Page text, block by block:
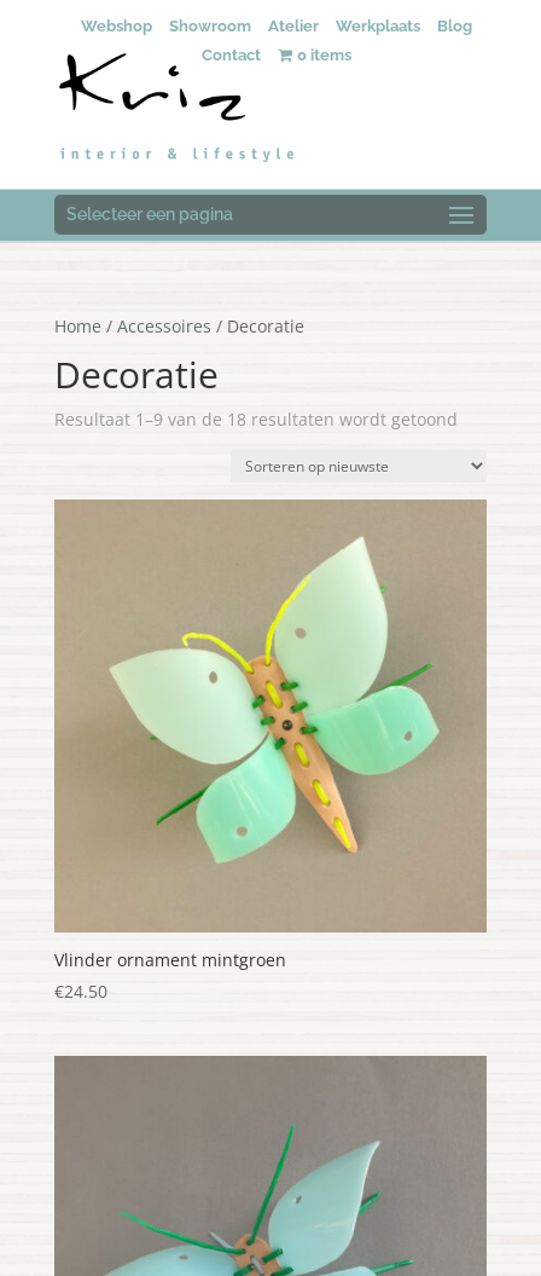
Webshop Showroom Atelier Werkplaats
Blog
Contact
0 items
Selecteer een pagina
Home / Accessoires / Decoratie
Decoratie
Resultaat 1–9 van de 18 resultaten wordt getoond
nieuwste
Vlinder ornament mintgroen
€24.50